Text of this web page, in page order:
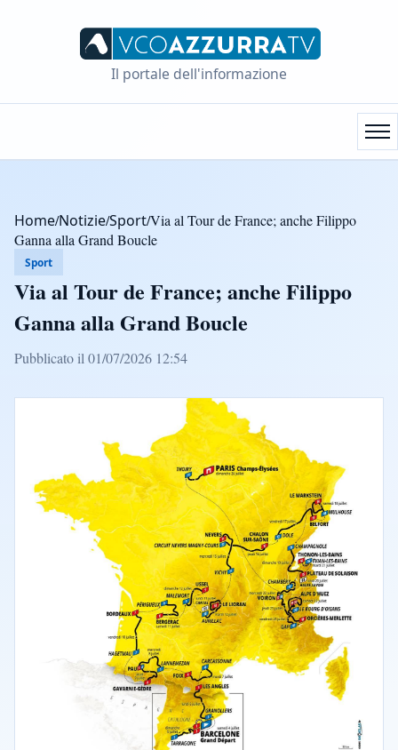
Il portale dell'informazione
Home/Notizie/Sport/Via al Tour de France; anche Filippo
Ganna alla Grand Boucle
Sport
Via al Tour de France; anche Filippo
Ganna alla Grand Boucle
Pubblicato il 01/07/2026 12:54